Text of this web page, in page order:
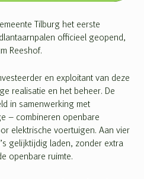
Tilburg het eerste
officieel geopend,
Reeshof.
en exploitant van deze
realisatie en het beheer. De
in samenwerking met
– combineren openbare
elektrische voertuigen. Aan vier
gelijktijdig laden, zonder extra
openbare ruimte.